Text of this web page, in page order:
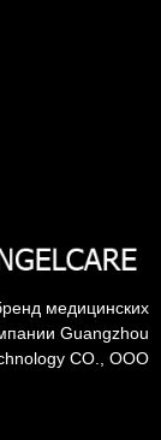
медицинских
Guangzhou
CO., ООО